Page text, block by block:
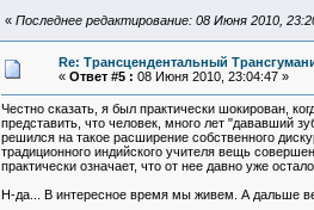
« Последнее редактирование: 08 Июня 2010,
Re: Трансцендентальный
« Ответ #5 : 08 Июня 2010, 23:04:47 »
Честно сказать, я был практически шокирован,
представить, что человек, много лет "дававший
решился на такое расширение собственного
традиционного индийского учителя вещь
практически означает, что от нее давно уже
Н-да... В интересное время мы живем. А дальше